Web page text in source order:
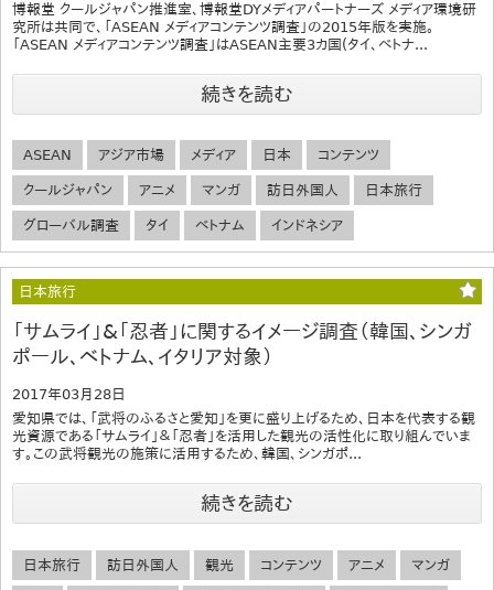
博報堂 クールジャパン推進室、博報堂DYメディアパートナーズ メディア環境研
究所は共同で、「ASEAN メディアコンテンツ調査」の2015年版を実施。
「ASEAN メディアコンテンツ調査」はASEAN主要3カ国(タイ、ベトナ...
続きを読む
ASEAN アジア市場 メディア 日本 コンテンツ
クールジャパン アニメ マンガ 訪日外国人 日本旅行
グローバル調査 タイ ベトナム インドネシア
日本旅行
「サムライ」&「忍者」に関するイメージ調査（韓国、シンガ
ポール、ベトナム、イタリア対象）
2017年03月28日
愛知県では、「武将のふるさと愛知」を更に盛り上げるため、日本を代表する観
光資源である「サムライ」＆「忍者」を活用した観光の活性化に取り組んでいま
す。この武将観光の施策に活用するため、韓国、シンガポ...
続きを読む
日本旅行 訪日外国人 観光 コンテンツ アニメ マンガ